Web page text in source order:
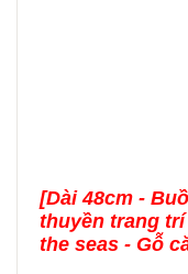
[Dài 48cm -
thuyền trang
the seas - Gỗ